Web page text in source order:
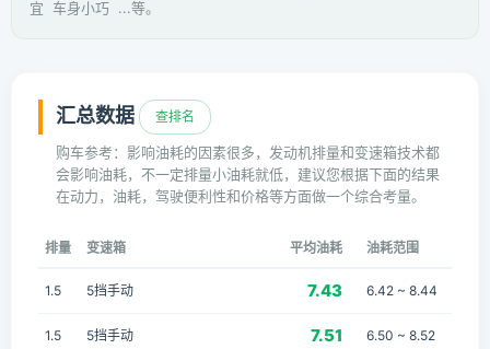
宜 车身小巧 ...等。
汇总数据 查排名
购车参考：影响油耗的因素很多，发动机排量和变速箱技术都
会影响油耗，不一定排量小油耗就低，建议您根据下面的结果
在动力，油耗，驾驶便利性和价格等方面做一个综合考量。
排量 变速箱 平均油耗 油耗范围
1.5 5挡手动 7.43 6.42 ~ 8.44
1.5 5挡手动 7.51 6.50 ~ 8.52